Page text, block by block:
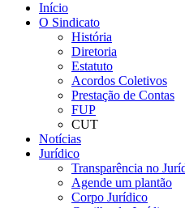
Início
O Sindicato
História
Diretoria
Estatuto
Acordos Coletivos
Prestação de Contas
FUP
CUT
Notícias
Jurídico
Transparência no
Agende um plantão
Corpo Jurídico